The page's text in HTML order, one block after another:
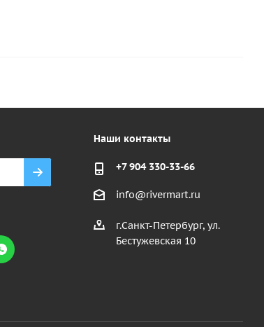
Наши контакты
+7 904 330-33-66
info@rivermart.ru
г.Санкт-Петербург, ул.
Бестужевская 10